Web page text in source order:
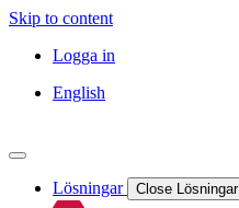
Skip to content
Logga in
English
Lösningar Close Lösningar